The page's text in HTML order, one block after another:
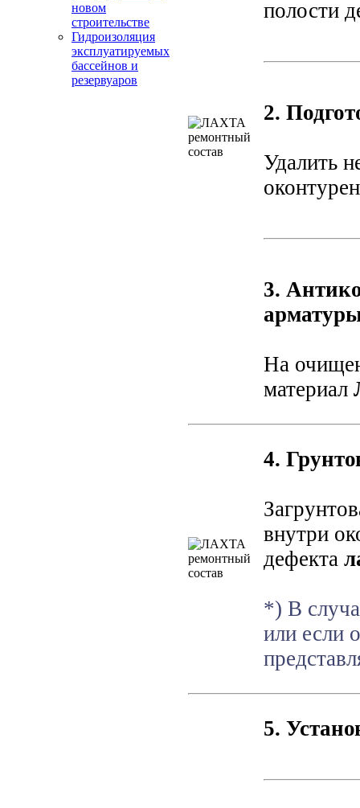
новом
строительстве
Гидроизоляция
эксплуатируемых
бассейнов и
резервуаров
полости
2.
Удалить
3.
На
материал
4.
внутри
дефекта
*) В
или если
5.